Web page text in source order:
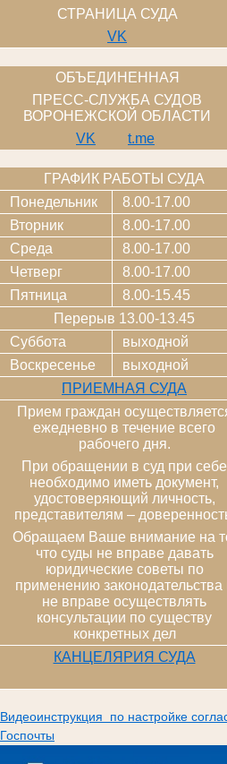
СТРАНИЦА СУДА
VK
ОБЪЕДИНЕННАЯ
ПРЕСС-СЛУЖБА СУДОВ
ВОРОНЕЖСКОЙ ОБЛАСТИ
VK
t.me
ГРАФИК РАБОТЫ СУДА
Понедельник
8.00-17.00
Вторник
8.00-17.00
Среда
8.00-17.00
Четверг
8.00-17.00
Пятница
8.00-15.45
Перерыв 13.00-13.45
Суббота
выходной
Воскресенье
выходной
ПРИЕМНАЯ СУДА
Прием граждан
ежедневно в течение всего
рабочего дня.
При обращении в суд при себе
необходимо иметь документ,
удостоверяющий личность,
представителям –
Обращаем Ваше внимание на
что суды не вправе давать
юридические советы по
применению законодательства
не вправе осуществлять
консультации по существу
конкретных дел
КАНЦЕЛЯРИЯ СУДА
Видеоинструкция по настройке
Госпочты